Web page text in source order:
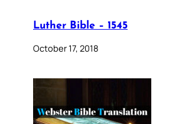
Luther Bible – 1545
October 17, 2018